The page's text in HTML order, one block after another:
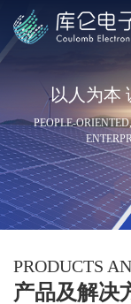
以人为本
PEOPLE-
PRODUCTS
产品及解决